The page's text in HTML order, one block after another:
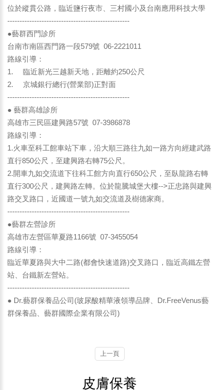
位於縱貫公路，臨近鹽行夜市、三村國小及台南應用科技大學
--------------------------------------------------
●藝群西門診所
台南市南區西門路一段579號 06-2221011
路線引導：
1. 臨近新光三越新天地，距離約250公尺
2. 京城銀行總行(營業部)正對面
--------------------------------------------------
● 藝群高雄診所
高雄市三民區建興路57號 07-3986878
路線引導：
1.火車至科工館車站下車，沿大順三路往九如一路方向經建武路
直行850公尺，至建興路右轉75公尺。
2.開車九如交流道下往科工館方向直行650公尺，至臥龍路右轉
直行300公尺，建興路左轉。位於龍騰城堡大樓-->正忠路與建興
路交叉路口，近國道一號九如交流道及樹德家商。
--------------------------------------------------
●藝群左營診所
高雄市左營區華夏路1166號 07-3455054
路線引導：
臨近華夏路與大中二路(都會快速道路)交叉路口，臨近高鐵左營
站、台鐵新左營站。
--------------------------------------------------
● Dr.藝群保養品公司(玻尿酸精華液領導品牌、Dr.FreeVenus藝
群保養品、藝群國際企業有限公司)
上一頁
皮膚保養